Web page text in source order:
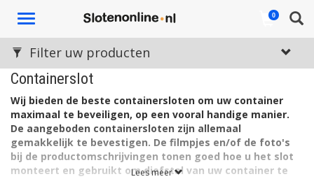
Toggle
0
Containerslot
Wij bieden de beste containersloten om uw container
maximaal te beveiligen, op een vooral handige manier.
De aangeboden containersloten zijn allemaal
gemakkelijk te bevestigen. De filmpjes en/of de foto's
bij de productomschrijvingen tonen goed hoe u het slot
monteert en gebruikt om diefstal van uw container te
Lees meer
Filter uw producten